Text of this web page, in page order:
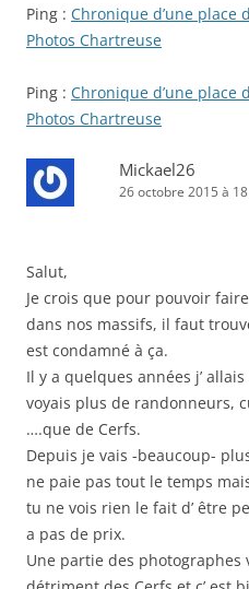
Ping : Chronique d’une place
Photos Chartreuse
Ping : Chronique d’une place
Photos Chartreuse
Mickael26
26 octobre 2015 à
Salut,
Je crois que pour pouvoir
dans nos massifs, il faut
est condamné à ça.
Il y a quelques années j’
voyais plus de randonneurs,
….que de Cerfs.
Depuis je vais -beaucoup-
ne paie pas tout le temps
tu ne vois rien le fait d’ être
a pas de prix.
Une partie des